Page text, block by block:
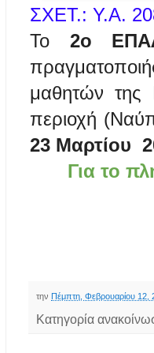
ΣΧΕΤ.: Υ.Α.
Το 2ο
μαθητών της
περιοχή
23 Μαρτίου
Για το
την Πέμπτη, Φεβρουαρίου 12,
Κατηγορία